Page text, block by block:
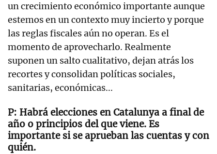
un crecimiento económico importante aunque
estemos en un contexto muy incierto y porque
las reglas fiscales aún no operan. Es el
momento de aprovecharlo. Realmente
suponen un salto cualitativo, dejan atrás los
recortes y consolidan políticas sociales,
sanitarias, económicas...
Habrá elecciones en Catalunya a final de
año o principios del que viene. Es
importante si se aprueban las cuentas y con
quién.